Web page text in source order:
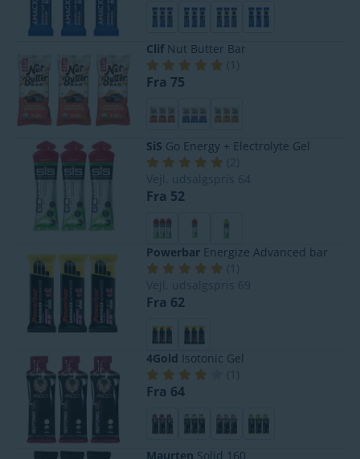
ClifNut Butter Bar
(
Fra 75
SiS Go Energy + Electrolyte Gel
(2
Vejl. udsalgspris 64
Fra 52
Powerbar Energize Advanced bar
(
Vejl. udsalgspris 69
Fra 62
4Gold Isotonic Gel
(
Fra 64
Maurten Solid 160